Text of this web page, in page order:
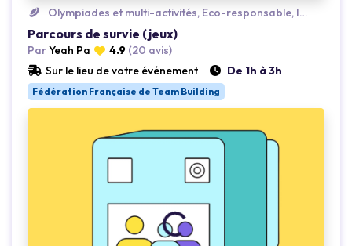
Olympiades et multi-activités, Eco-responsable, Insolite
Parcours de survie (jeux)
ParYeah Pa 4.9 (20 avis)
Sur le lieu de votre événement
De 1h à 3h
Fédération Française de Team Building
Loading...